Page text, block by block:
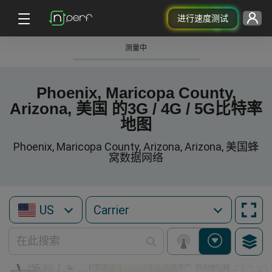
进行速度测试
测量中
Phoenix, Maricopa County,
Arizona, 美国 的3G / 4G / 5G比特率
地图
Phoenix, Maricopa County, Arizona, Arizona, 美国蜂
窝数据网络
US